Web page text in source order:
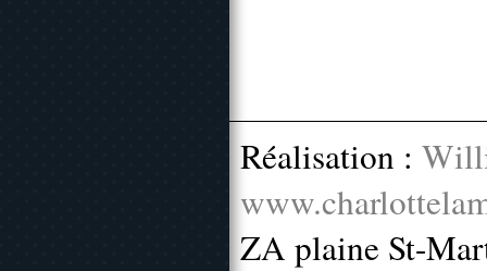
Réalisation :
ZA plaine St-